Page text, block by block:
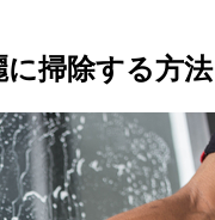
掃除する方法